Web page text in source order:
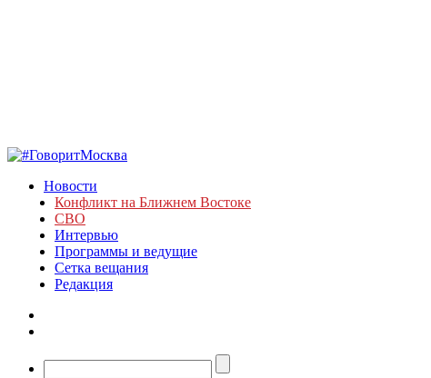
Новости
Конфликт на Ближнем Востоке
СВО
Интервью
Программы и ведущие
Сетка вещания
Редакция